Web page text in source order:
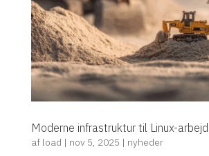
Moderne infrastruktur til Linux-
af load | nov 5, 2025 | nyheder